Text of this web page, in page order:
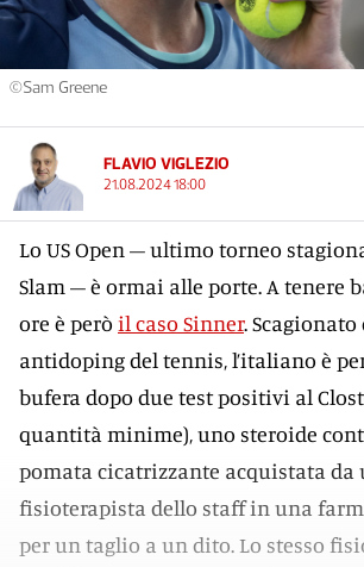
©Sam Greene
FLAVIO VIGLEZIO
21.08.2024 18:00
Lo US Open – ultimo torneo
Slam – è ormai alle porte. A tenere
ore è però il caso Sinner. Scagionato
antidoping del tennis, l’italiano è
bufera dopo due test positivi al
quantità minime), uno steroide
pomata cicatrizzante acquistata da
fisioterapista dello staff in una
per un taglio a un dito. Lo stesso